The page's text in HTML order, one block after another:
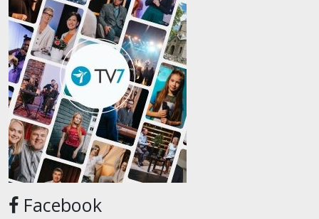
Facebook